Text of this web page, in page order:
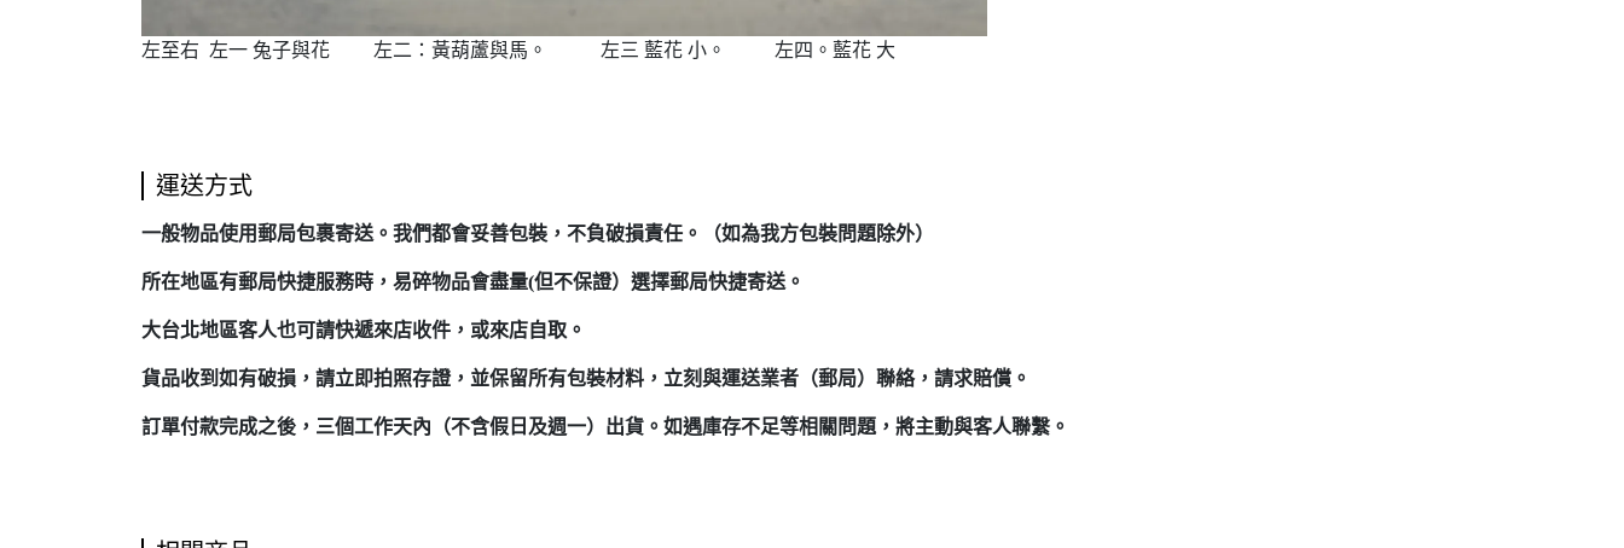
左至右 左一 兔子與花 左二：黃葫蘆與馬。 左三 藍花 小。 左四。藍花 大
運送方式
一般物品使用郵局包裹寄送。我們都會妥善包裝，不負破損責任。（如為我方包裝問題除外）
所在地區有郵局快捷服務時，易碎物品會盡量(但不保證）選擇郵局快捷寄送。
大台北地區客人也可請快遞來店收件，或來店自取。
貨品收到如有破損，請立即拍照存證，並保留所有包裝材料，立刻與運送業者（郵局）聯絡，請求賠償。
訂單付款完成之後，三個工作天內（不含假日及週一）出貨。如遇庫存不足等相關問題，將主動與客人聯繫。